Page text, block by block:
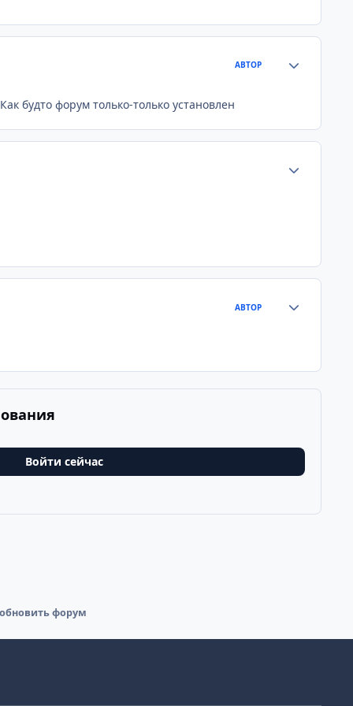
АВТОР
будто форум только-только установлен
АВТОР
Войти сейчас
обновить форум